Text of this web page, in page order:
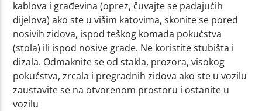
kablova i građevina (oprez, čuvajte se padajućih
dijelova) ako ste u višim katovima, skonite se pored
nosivih zidova, ispod teškog komada pokućstva
(stola) ili ispod nosive grade. Ne koristite stubišta i
dizala. Odmaknite se od stakla, prozora, visokog
pokućstva, zrcala i pregradnih zidova ako ste u vozilu
zaustavite se na otvorenom prostoru i ostanite u
vozilu